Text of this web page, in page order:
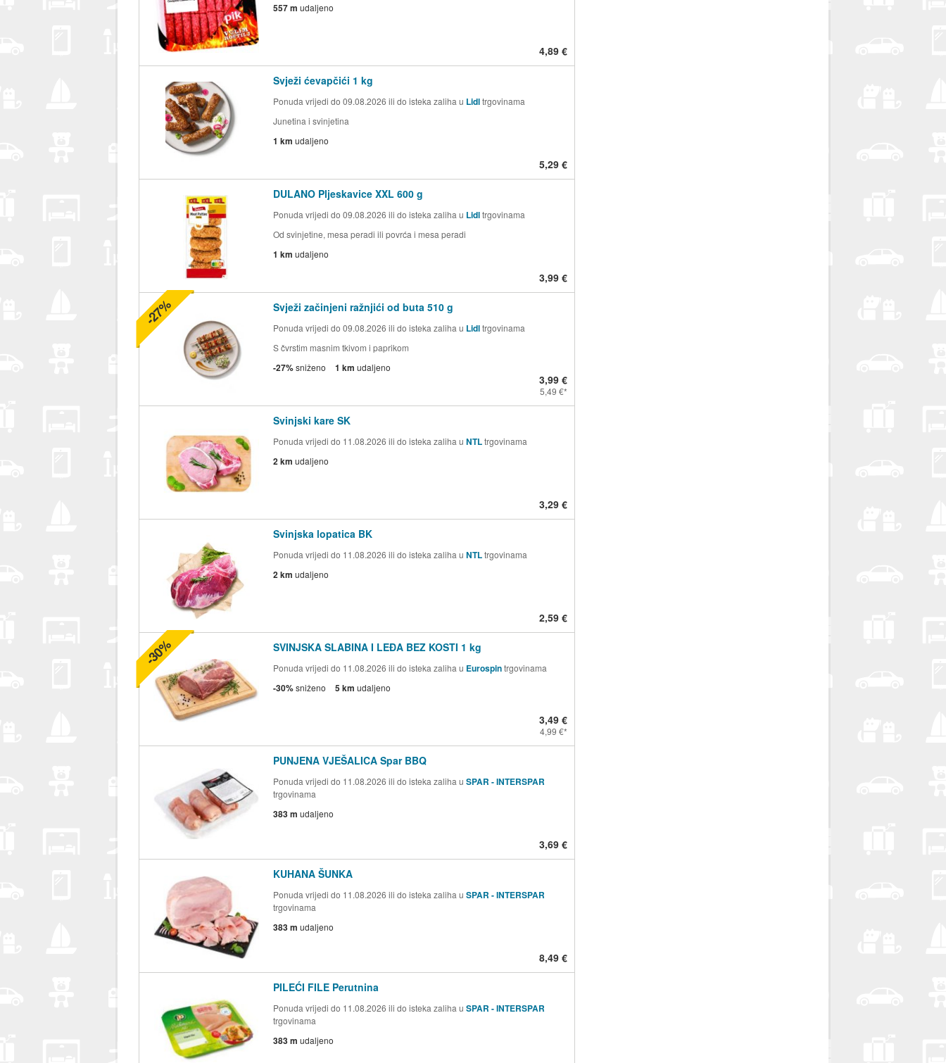
557 m udaljeno
4,89 €
Svježi ćevapčići 1 kg
Ponuda vrijedi do 09.08.2026 ili do isteka zaliha u Lidltrgovinama
Junetina i svinjetina
1 km udaljeno
5,29 €
DULANO Pljeskavice XXL 600 g
Ponuda vrijedi do 09.08.2026 ili do isteka zaliha u Lidltrgovinama
Od svinjetine, mesa peradi ili povrća i mesa peradi
1 km udaljeno
3,99 €
Svježi začinjeni ražnjići od buta 510 g
Ponuda vrijedi do 09.08.2026 ili do isteka zaliha u Lidltrgovinama
S čvrstim masnim tkivom i paprikom
-27%sniženo 1 km udaljeno
3,99 €
5,49 €
-27%
Svinjski kare SK
Ponuda vrijedi do 11.08.2026 ili do isteka zaliha u NTLtrgovinama
2 km udaljeno
3,29 €
Svinjska lopatica BK
Ponuda vrijedi do 11.08.2026 ili do isteka zaliha u NTLtrgovinama
2 km udaljeno
2,59 €
SVINJSKA SLABINA I LEĐA BEZ KOSTI 1 kg
Ponuda vrijedi do 11.08.2026 ili do isteka zaliha u Eurospintrgovinama
-30%sniženo 5 km udaljeno
3,49 €
4,99 €
-30%
PUNJENA VJEŠALICA Spar BBQ
Ponuda vrijedi do 11.08.2026 ili do isteka zaliha u SPAR - INTERSPAR
trgovinama
383 m udaljeno
3,69 €
KUHANA ŠUNKA
Ponuda vrijedi do 11.08.2026 ili do isteka zaliha u SPAR - INTERSPAR
trgovinama
383 m udaljeno
8,49 €
PILEĆI FILE Perutnina
Ponuda vrijedi do 11.08.2026 ili do isteka zaliha u SPAR - INTERSPAR
trgovinama
383 m udaljeno